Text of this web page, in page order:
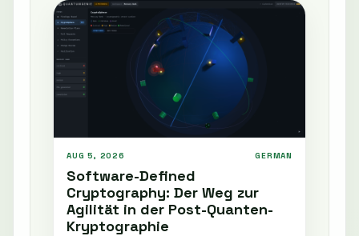
AUG 5, 2026 GERMAN
Software-Defined
Cryptography: Der Weg zur
Agilität in der Post-Quanten-
Kryptographie